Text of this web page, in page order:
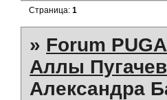
Страница:1
» Forum
Аллы
Александра